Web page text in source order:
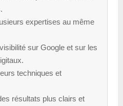
expertises au même
sur Google et sur les
techniques et
résultats plus clairs et